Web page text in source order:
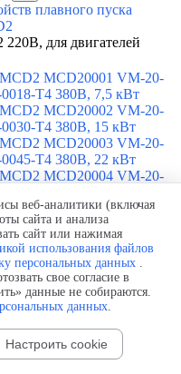
плавного пуска
для двигателей
MCD20001 VM-20-
T4 380В, 7,5 кВт
MCD20002 VM-20-
T4 380В, 15 кВт
MCD20003 VM-20-
T4 380В, 22 кВт
MCD20004 VM-20-
MCD20005 VM-20-
T4 380В, 37 кВт
MCD20006 VM-20-
T4 380В, 45 кВт
MCD20007 VM-20-
T4 380В, 55 кВт
MCD20008 VM-20-
MCD20009 VM-20-
0175-T4 380В, 90 кВт
веб-аналитики (включая
сайта и анализа
сайт или нажимая
использования файлов
персональных данных .
свое согласие в
данные не собираются.
данных.
Настроить cookie